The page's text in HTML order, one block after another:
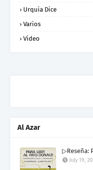
Urquia Dice
Varios
Video
Al Azar
▷Reseña:
July 19,